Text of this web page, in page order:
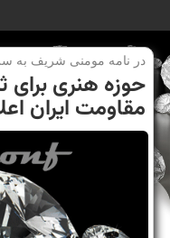
در نامه مومنی شریف به
حوزه هنری
مقاومت ایران